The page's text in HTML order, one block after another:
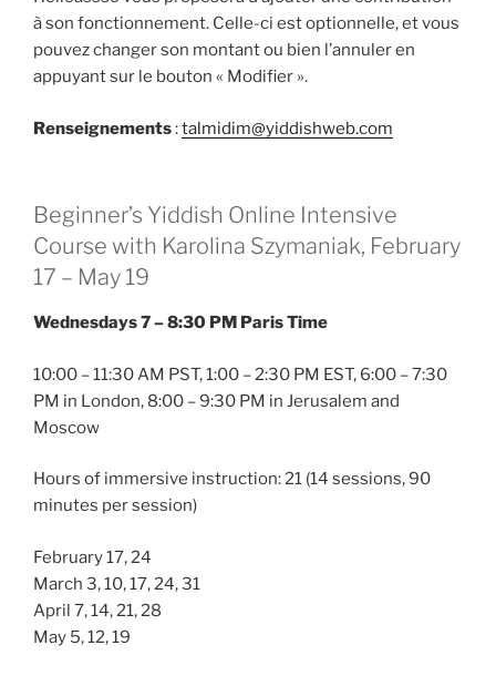
à son fonctionnement. Celle-ci est optionnelle, et vous
pouvez changer son montant ou bien l’annuler en
appuyant sur le bouton « Modifier ».
Renseignements:talmidim@yiddishweb.com
Beginner’s Yiddish Online Intensive
Course with Karolina Szymaniak, February
17 – May 19
Wednesdays 7 – 8:30 PM Paris Time
10:00 – 11:30 AM PST, 1:00 – 2:30 PM EST, 6:00 – 7:30
PM in London, 8:00 – 9:30 PM in Jerusalem and
Moscow
Hours of immersive instruction: 21 (14 sessions, 90
minutes per session)
February 17, 24
March 3, 10, 17, 24, 31
April 7, 14, 21, 28
May 5, 12, 19